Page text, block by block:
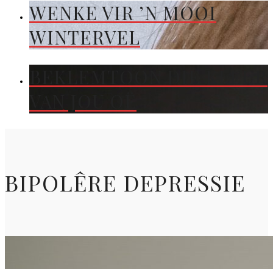
WENKE VIR ’N MOOI
WINTERVEL
BIPOLÊRE DEPRESSIE